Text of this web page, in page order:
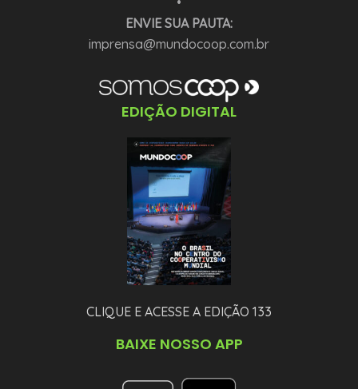
ENVIE SUA PAUTA:
imprensa@mundocoop.com.br
EDIÇÃO DIGITAL
CLIQUE E ACESSE A EDIÇÃO 133
BAIXE NOSSO APP